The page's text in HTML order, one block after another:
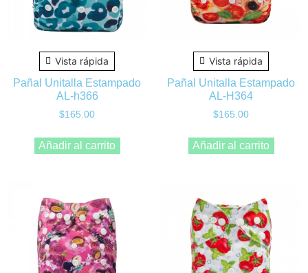
Vista rápida
Pañal Unitalla Estampado
AL-h366
$165.00
Añadir al carrito
Vista rápida
Pañal Unitalla Estampado
AL-H364
$165.00
Añadir al carrito